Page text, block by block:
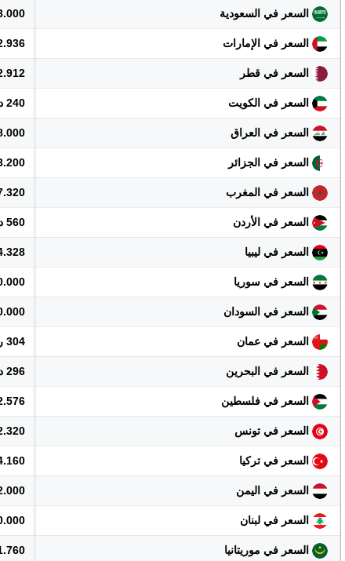
السعر في السعودية 3.000
السعر في الإمارات 2.936
السعر في قطر 2.912
السعر في الكويت 240 دينار
السعر في العراق
السعر في الجزائر 103.200
السعر في المغرب 7.320
السعر في الأردن 560 دينار
السعر في ليبيا 4.328
السعر في سوريا
السعر في السودان
السعر في عمان 304 ريال
السعر في البحرين 296 دينار
السعر في فلسطين 2.576
السعر في تونس 2.320
السعر في تركيا 34.160
السعر في اليمن
السعر في لبنان
السعر في موريتانيا 31.760